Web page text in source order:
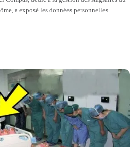
a exposé les données personnelles
nationale,